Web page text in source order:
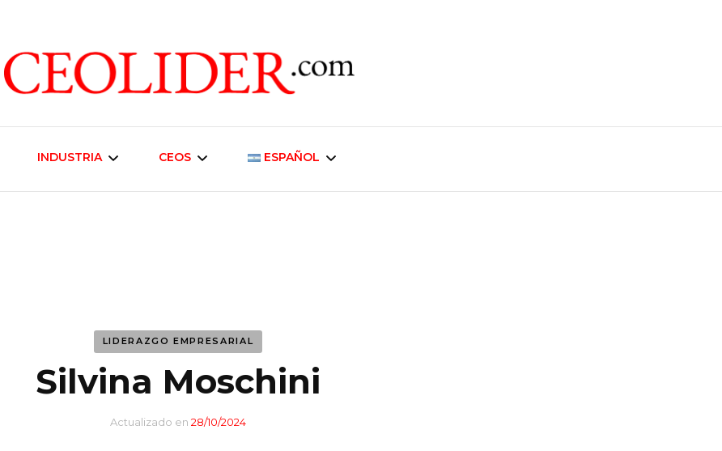
CEOLIDER.COM
INDUSTRIA
Agroindustria
Entretenimiento
Industria Musical
CEOS
Negocios
Banca y Finanzas
ESPAÑOL
LIDERAZGO EMPRESARIAL
Silvina Moschini
Actualizado en 28/10/2024